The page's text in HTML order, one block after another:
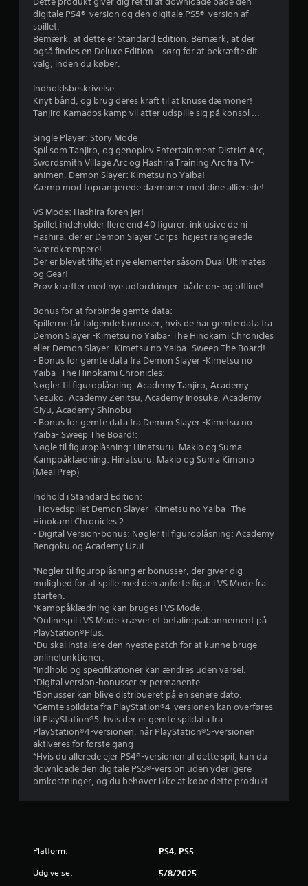
d
a
e
s
t
e
r
n
e
r
f
r
a
2
d
e
i
n
g
e
r
m
f
t
t
e
h
j
æ
p
e
u
n
d
r
t
e
k
s
e
t
i
l
v
i
g
t
i
g
e
l
y
d
e
n
d
e
r
g
m
e
l
a
y
.
n
s
p
i
l
l
e
s
p
i
l
l
e
t
u
d
e
n
a
t
h
a
v
e
d
e
n
a
d
a
p
t
i
v
e
m
o
d
s
t
a
n
d
i
a
f
t
r
æ
k
k
e
r
n
e
s
l
å
e
t
t
i
l
.
l
t
g
e
n
e
m
å
s
p
i
l
e
t
s
k
o
t
o
l
f
u
n
k
t
i
o
n
e
r
.
P
å
m
i
n
e
l
e
r
o
m
v
e
j
l
e
d
n
i
n
digitale PS4®-version og den digitale PS5®-version af
spillet.
Bemærk, at dette er Standard Edition. Bemærk, at der
også findes en Deluxe Edition – sørg for at bekræfte dit
valg, inden du køber.
Indholdsbeskrivelse:
Knyt bånd, og brug deres kraft til at knuse dæmoner!
Tanjiro Kamados kamp vil atter udspille sig på konsol ...
Single Player: Story Mode
Spil som Tanjiro, og genoplev Entertainment District Arc,
Swordsmith Village Arc og Hashira Training Arc fra TV-
animen, Demon Slayer: Kimetsu no Yaiba!
Kæmp mod toprangerede dæmoner med dine allierede!
VS Mode: Hashira foren jer!
Spillet indeholder flere end 40 figurer, inklusive de ni
Hashira, der er Demon Slayer Corps' højest rangerede
sværdkæmpere!
Der er blevet tilføjet nye elementer såsom Dual Ultimates
og Gear!
Prøv kræfter med nye udfordringer, både on- og offline!
Bonus for at forbinde gemte data:
Spillerne får følgende bonusser, hvis de har gemte data fra
Demon Slayer -Kimetsu no Yaiba- The Hinokami Chronicles
eller Demon Slayer -Kimetsu no Yaiba- Sweep The Board!
- Bonus for gemte data fra Demon Slayer -Kimetsu no
Yaiba- The Hinokami Chronicles:
Nøgler til figuroplåsning: Academy Tanjiro, Academy
Nezuko, Academy Zenitsu, Academy Inosuke, Academy
Giyu, Academy Shinobu
- Bonus for gemte data fra Demon Slayer -Kimetsu no
Yaiba- Sweep The Board!:
Nøgle til figuroplåsning: Hinatsuru, Makio og Suma
Kamppåklædning: Hinatsuru, Makio og Suma Kimono
(Meal Prep)
Indhold i Standard Edition:
- Hovedspillet Demon Slayer -Kimetsu no Yaiba- The
Hinokami Chronicles 2
- Digital Version-bonus: Nøgler til figuroplåsning: Academy
Rengoku og Academy Uzui
*Nøgler til figuroplåsning er bonusser, der giver dig
mulighed for at spille med den anførte figur i VS Mode fra
starten.
*Kamppåklædning kan bruges i VS Mode.
*Onlinespil i VS Mode kræver et betalingsabonnement på
PlayStation®Plus.
*Du skal installere den nyeste patch for at kunne bruge
onlinefunktioner.
*Indhold og specifikationer kan ændres uden varsel.
*Digital version-bonusser er permanente.
*Bonusser kan blive distribueret på en senere dato.
*Gemte spildata fra PlayStation®4-versionen kan overføres
til PlayStation®5, hvis der er gemte spildata fra
PlayStation®4-versionen, når PlayStation®5-versionen
aktiveres for første gang
*Hvis du allerede ejer PS4®-versionen af dette spil, kan du
downloade den digitale PS5®-version uden yderligere
omkostninger, og du behøver ikke at købe dette produkt.
Platform: PS4, PS5
Udgivelse: 5/8/2025